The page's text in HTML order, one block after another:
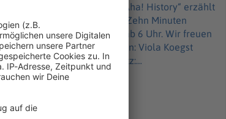
Gesellschaft zusammen. „Aha! History“ erzählt
– Zehn Minuten
und donnerstags ab 6 Uhr. Wir freuen
Impressum.html Datenschutz:
WELT-DIGITAL.html